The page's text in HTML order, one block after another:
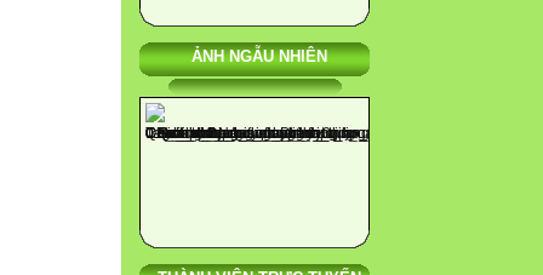
ẢNH NGẪU NHIÊN